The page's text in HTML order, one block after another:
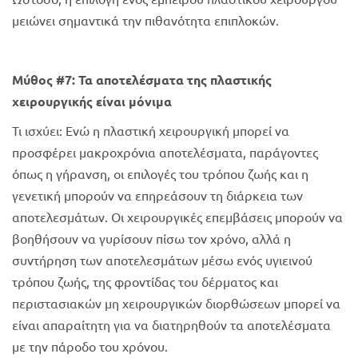
μειώνει σημαντικά την πιθανότητα επιπλοκών.
Μύθος #7: Τα αποτελέσματα της πλαστικής
χειρουργικής είναι μόνιμα
Τι ισχύει: Ενώ η πλαστική χειρουργική μπορεί να
προσφέρει μακροχρόνια αποτελέσματα, παράγοντες
όπως η γήρανση, οι επιλογές του τρόπου ζωής και η
γενετική μπορούν να επηρεάσουν τη διάρκεια των
αποτελεσμάτων. Οι χειρουργικές επεμβάσεις μπορούν να
βοηθήσουν να γυρίσουν πίσω τον χρόνο, αλλά η
συντήρηση των αποτελεσμάτων μέσω ενός υγιεινού
τρόπου ζωής, της φροντίδας του δέρματος και
περιστασιακών μη χειρουργικών διορθώσεων μπορεί να
είναι απαραίτητη για να διατηρηθούν τα αποτελέσματα
με την πάροδο του χρόνου.